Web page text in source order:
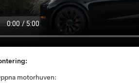
motorhuven: